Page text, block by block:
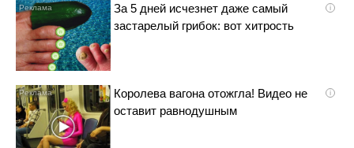
i
За 5 дней исчезнет даже самый
застарелый грибок: вот хитрость
i
Королева вагона отожгла! Видео не
оставит равнодушным